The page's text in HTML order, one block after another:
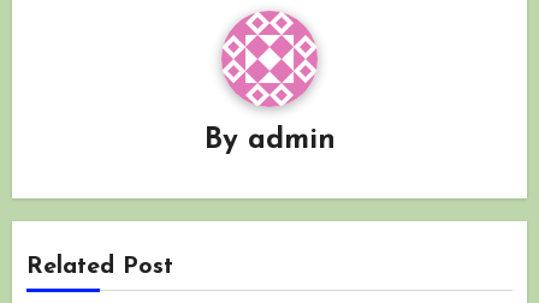
By admin
Related Post